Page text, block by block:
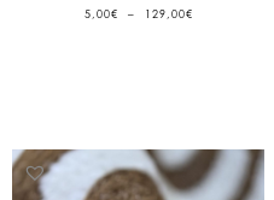
5,00€ – 129,00€PLAGE
DE